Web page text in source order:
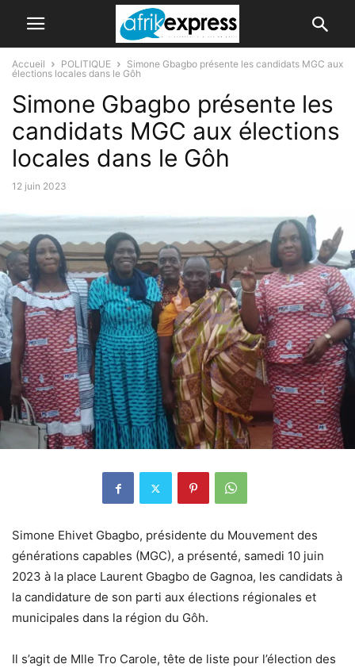
Accueil POLITIQUE
Simone Gbagbo présente les candidats MGC aux
élections locales dans le Gôh
Simone Gbagbo présente les
candidats MGC aux élections
locales dans le Gôh
12 juin 2023
Simone Ehivet Gbagbo, présidente du Mouvement des
générations capables (MGC), a présenté, samedi 10 juin
2023 à la place Laurent Gbagbo de Gagnoa, les candidats à
la candidature de son parti aux élections régionales et
municipales dans la région du Gôh.
Il s’agit de Mlle Tro Carole, tête de liste pour l’élection des